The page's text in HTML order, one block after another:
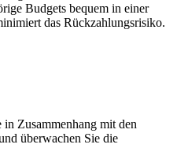
Budgets bequem in einer
das Rückzahlungsrisiko.
Zusammenhang mit den
überwachen Sie die